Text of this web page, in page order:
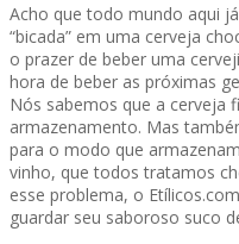
Acho que todo mundo aqui
“bicada” em uma cerveja
o prazer de beber uma
hora de beber as próximas
Nós sabemos que a cerveja
armazenamento. Mas
para o modo que
vinho, que todos tratamos
esse problema, o
guardar seu saboroso suco